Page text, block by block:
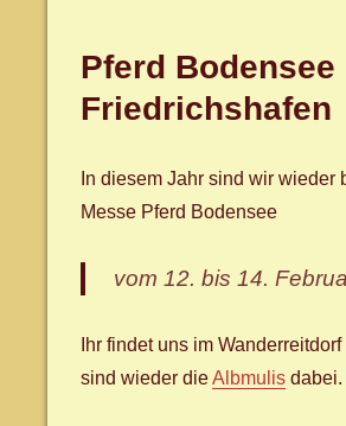
Pferd Bodensee
Friedrichshafen
In diesem Jahr sind wir wieder
Messe Pferd Bodensee
vom 12. bis 14.
Ihr findet uns im
sind wieder dieAlbmulis dabei.